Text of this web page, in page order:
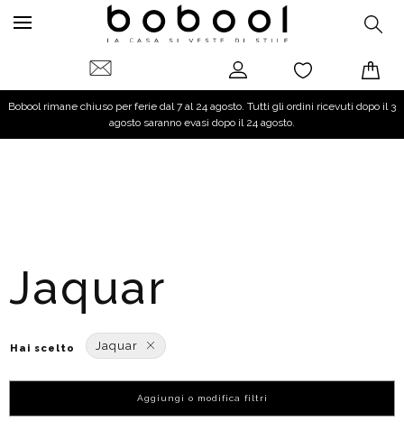
Bobool rimane chiuso per ferie dal 7 al 24 agosto. Tutti gli ordini ricevuti dopo il 3
agosto saranno evasi dopo il 24 agosto.
Jaquar
Hai scelto Jaquar
Aggiungi o modifica filtri